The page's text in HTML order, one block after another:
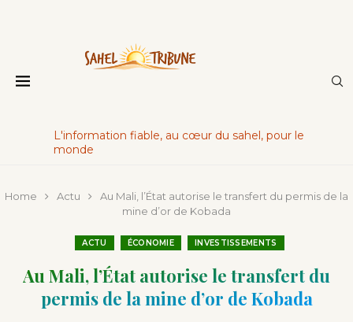
L'information fiable, au cœur du sahel, pour le
monde
Home Actu
Au Mali, l’État autorise le transfert du permis de la
mine d’or de Kobada
ACTU ÉCONOMIE INVESTISSEMENTS
Au Mali, l’État autorise le transfert du
permis de la mine d’or de Kobada